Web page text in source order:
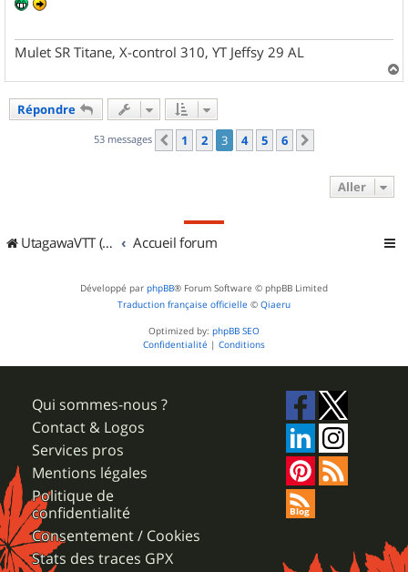
Mulet SR Titane, X-control 310, YT Jeffsy 29 AL
a
Répondre
53 messages Précédent
1 2 3 4 5 6
Aller
UtagawaVTT (Randos VTT et VTTAE avec traces GPS) Accueil forum
Développé par phpBB® Forum Software © phpBB Limited
Traduction française officielle © Qiaeru
Optimized by: phpBB SEO
Confidentialité | Conditions
Qui sommes-nous ?
Contact & Logos
Services pros
Mentions légales
Politique de
confidentialité
Consentement / Cookies
Stats des traces GPX